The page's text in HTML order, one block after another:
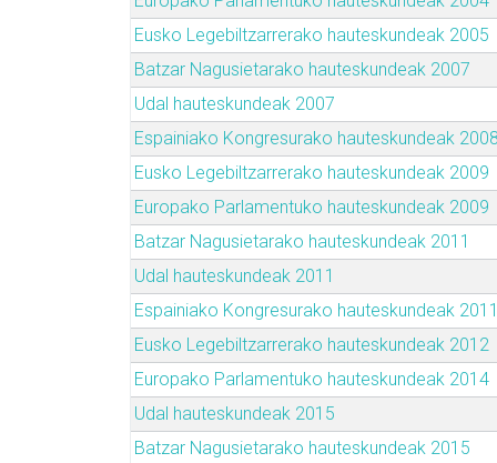
Eusko Legebiltzarrerako hauteskundeak 2005
Batzar Nagusietarako hauteskundeak 2007
Udal hauteskundeak 2007
Espainiako Kongresurako hauteskundeak 2008
Eusko Legebiltzarrerako hauteskundeak 2009
Europako Parlamentuko hauteskundeak 2009
Batzar Nagusietarako hauteskundeak 2011
Udal hauteskundeak 2011
Espainiako Kongresurako hauteskundeak 2011
Eusko Legebiltzarrerako hauteskundeak 2012
Europako Parlamentuko hauteskundeak 2014
Udal hauteskundeak 2015
Batzar Nagusietarako hauteskundeak 2015